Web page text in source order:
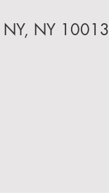
NY, NY 10013